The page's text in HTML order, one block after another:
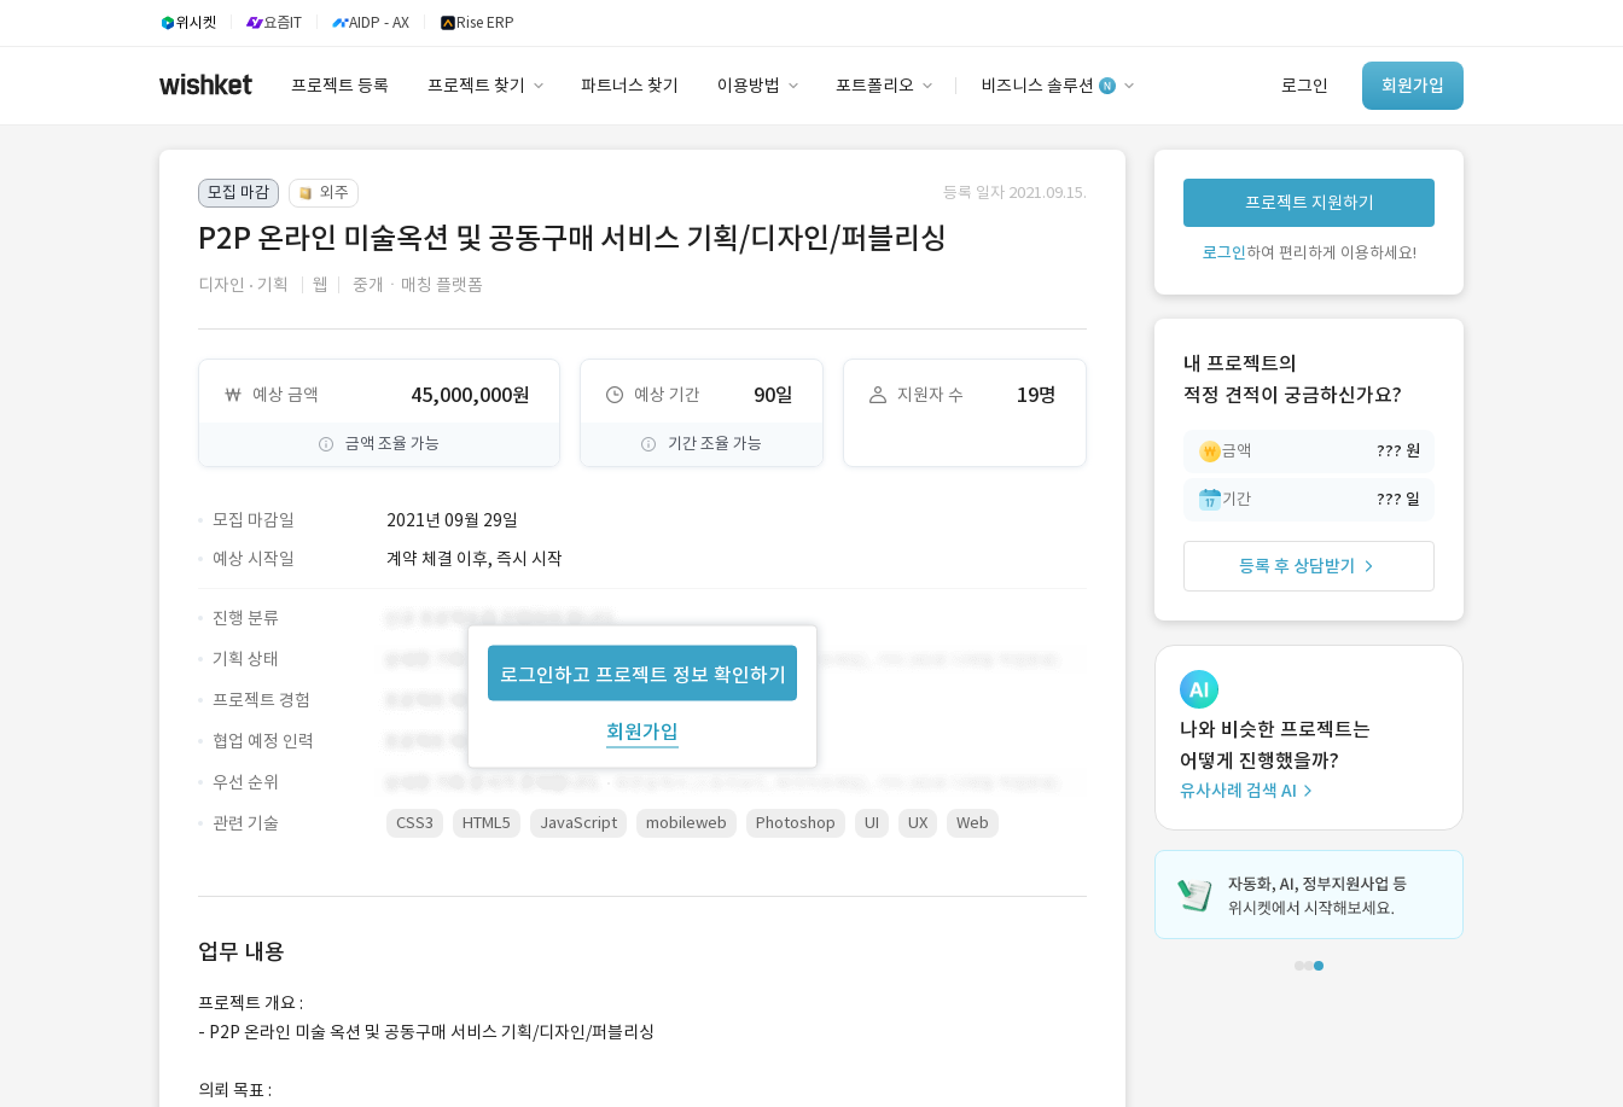
위시켓 요즘IT AIDP - AX Rise ERP
프로젝트 등록 프로젝트 찾기 파트너스 찾기 이용방법 포트폴리오 비즈니스 솔루션 로그인 회원가입
이용요금
고객센터
안심 코드 케어
유사사례 검색 AI
‘이런 거’ 만들어본
개발 회사 있어?
모집 마감 외주 등록 일자 2021.09.15.
P2P 온라인 미술옥션 및 공동구매 서비스 기획/디자인/퍼블리싱
디자인 기획 웹 중개ㆍ매칭 플랫폼
예상 금액 45,000,000원
금액 조율 가능
예상 기간 90일
기간 조율 가능
지원자 수 19명
모집 마감일 2021년 09월 29일
로그인하고 프로젝트 정보 확인하기
회원가입
예상 시작일 계약 체결 이후, 즉시 시작
진행 분류
기획 상태
프로젝트 경험
협업 예정 인력
우선 순위
관련 기술
CSS3 HTML5 JavaScript mobileweb Photoshop UI UX Web
업무 내용
프로젝트 개요 :
- P2P 온라인 미술 옥션 및 공동구매 서비스 기획/디자인/퍼블리싱
의뢰 목표 :
프로젝트 지원하기
로그인하여 편리하게 이용하세요!
내 프로젝트의
적정 견적이 궁금하신가요?
금액 ??? 원
기간 ??? 일
등록 후 상담받기
나와 비슷한 프로젝트는
어떻게 진행했을까?
유사사례 검색 AI